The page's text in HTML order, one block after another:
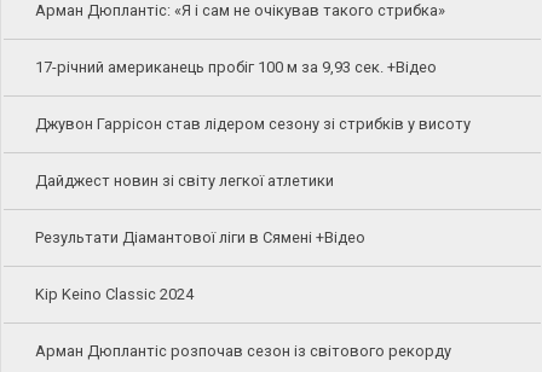
Арман Дюплантіс: «Я і сам не очікував такого стрибка»
17-річний американець пробіг 100 м за 9,93 сек. +Відео
Джувон Гаррісон став лідером сезону зі стрибків у висоту
Дайджест новин зі світу легкої атлетики
Результати Діамантової ліги в Сямені +Відео
Kip Keino Classic 2024
Арман Дюплантіс розпочав сезон із світового рекорду